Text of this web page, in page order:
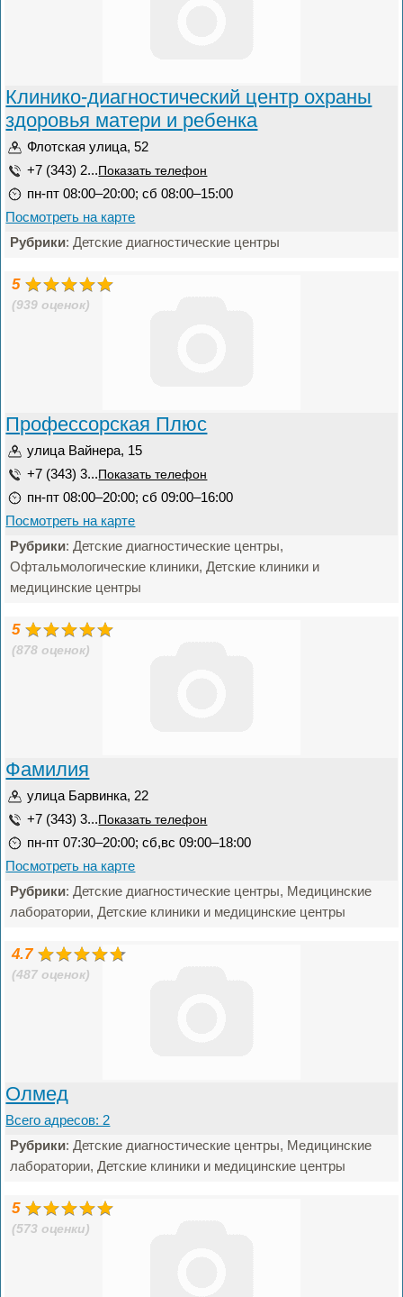
Клинико-диагностический центр охраны
здоровья матери и ребенка
Флотская улица, 52
+7 (343) 2... Показать телефон
пн-пт 08:00–20:00; сб 08:00–15:00
Посмотреть на карте
Рубрики: Детские диагностические центры
5
(939 оценок)
Профессорская Плюс
улица Вайнера, 15
+7 (343) 3... Показать телефон
пн-пт 08:00–20:00; сб 09:00–16:00
Посмотреть на карте
Рубрики: Детские диагностические центры,
Офтальмологические клиники, Детские клиники и
медицинские центры
5
(878 оценок)
Фамилия
улица Барвинка, 22
+7 (343) 3... Показать телефон
пн-пт 07:30–20:00; сб,вс 09:00–18:00
Посмотреть на карте
Рубрики: Детские диагностические центры, Медицинские
лаборатории, Детские клиники и медицинские центры
4.7
(487 оценок)
Олмед
Всего адресов: 2
Рубрики: Детские диагностические центры, Медицинские
лаборатории, Детские клиники и медицинские центры
5
(573 оценки)